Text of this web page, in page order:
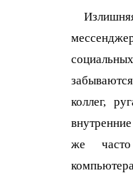
коллег,
же